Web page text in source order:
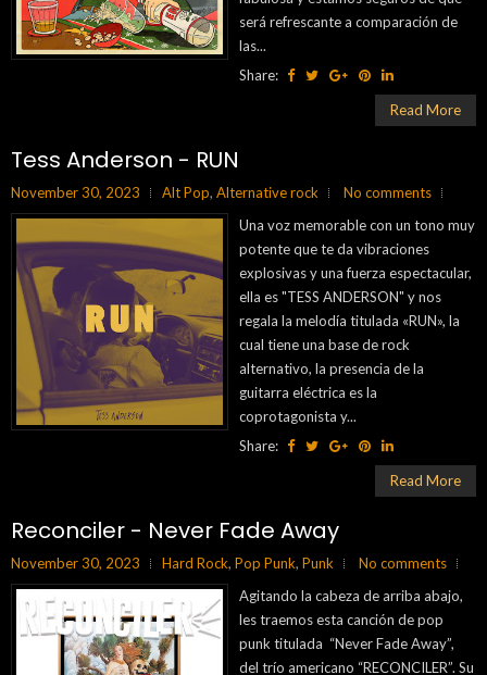
será refrescante a comparación de
las...
Share:
Read More
Tess Anderson - RUN
November 30, 2023 Alt Pop, Alternative rock
No comments
Una voz memorable con un tono muy
potente que te da vibraciones
explosivas y una fuerza espectacular,
ella es "TESS ANDERSON" y nos
regala la melodía titulada «RUN», la
cual tiene una base de rock
alternativo, la presencia de la
guitarra eléctrica es la
coprotagonista y...
Share:
Read More
Reconciler - Never Fade Away
November 30, 2023 Hard Rock, Pop Punk, Punk
No comments
Agitando la cabeza de arriba abajo,
les traemos esta canción de pop
punk titulada “Never Fade Away”,
del trío americano “RECONCILER”. Su